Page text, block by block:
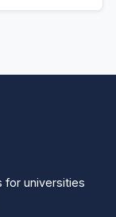
for universities